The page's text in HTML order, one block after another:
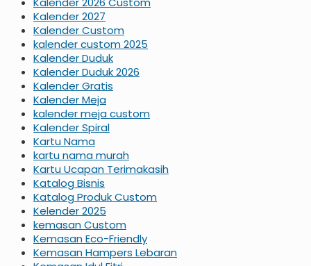
Kalender 2027
Kalender Custom
kalender custom 2025
Kalender Duduk
Kalender Duduk 2026
Kalender Gratis
Kalender Meja
kalender meja custom
Kalender Spiral
Kartu Nama
kartu nama murah
Kartu Ucapan Terimakasih
Katalog Bisnis
Katalog Produk Custom
Kelender 2025
kemasan Custom
Kemasan Eco-Friendly
Kemasan Hampers Lebaran